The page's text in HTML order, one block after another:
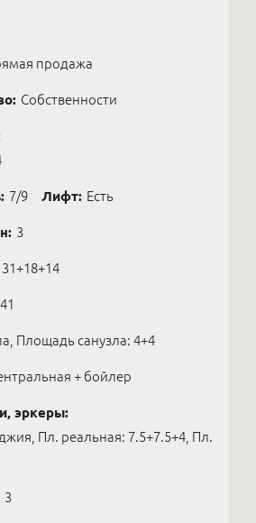
продажа
Собственности
7/9 Лифт: Есть
3
31+18+14
41
Площадь санузла: 4+4
+ бойлер
эркеры:
Пл. реальная: 7.5+7.5+4, Пл.
3